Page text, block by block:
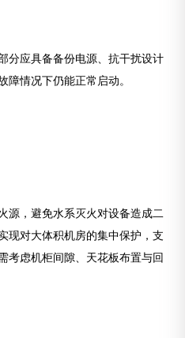
分应具备备份电源、抗干扰设计
障情况下仍能正常启动。
源，避免水系灭火对设备造成二
现对大体积机房的集中保护，支
考虑机柜间隙、天花板布置与回